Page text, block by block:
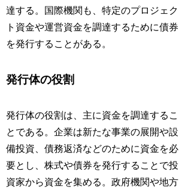
達する。国際機関も、特定のプロジェク
ト資金や運営資金を調達するために債券
を発行することがある。
発行体の役割
発行体の役割は、主に資金を調達するこ
とである。企業は新たな事業の展開や設
備投資、債務返済などのために資金を必
要とし、株式や債券を発行することで投
資家から資金を集める。政府機関や地方